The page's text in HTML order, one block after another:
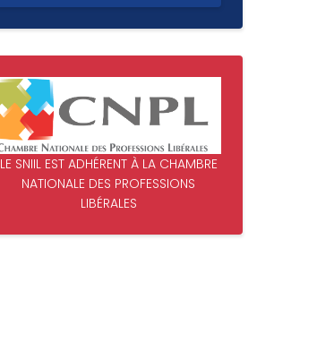
LE SNIIL EST ADHÉRENT À LA CHAMBRE
NATIONALE DES PROFESSIONS
LIBÉRALES